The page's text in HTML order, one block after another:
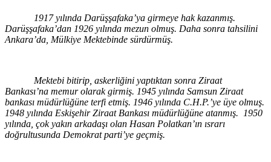
1917 yılında Darüşşafaka’ya girmeye hak kazanmış.
Darüşşafaka’dan 1926 yılında mezun olmuş. Daha sonra tahsilini
Ankara’da, Mülkiye Mektebinde sürdürmüş.
Mektebi bitirip, askerliğini yaptıktan sonra Ziraat
Bankası’na memur olarak girmiş. 1945 yılında Samsun Ziraat
bankası müdürlüğüne terfi etmiş. 1946 yılında C.H.P.’ye üye olmuş.
1948 yılında Eskişehir Ziraat Bankası müdürlüğüne atanmış. 1950
yılında, çok yakın arkadaşı olan Hasan Polatkan’ın ısrarı
doğrultusunda Demokrat parti’ye geçmiş.